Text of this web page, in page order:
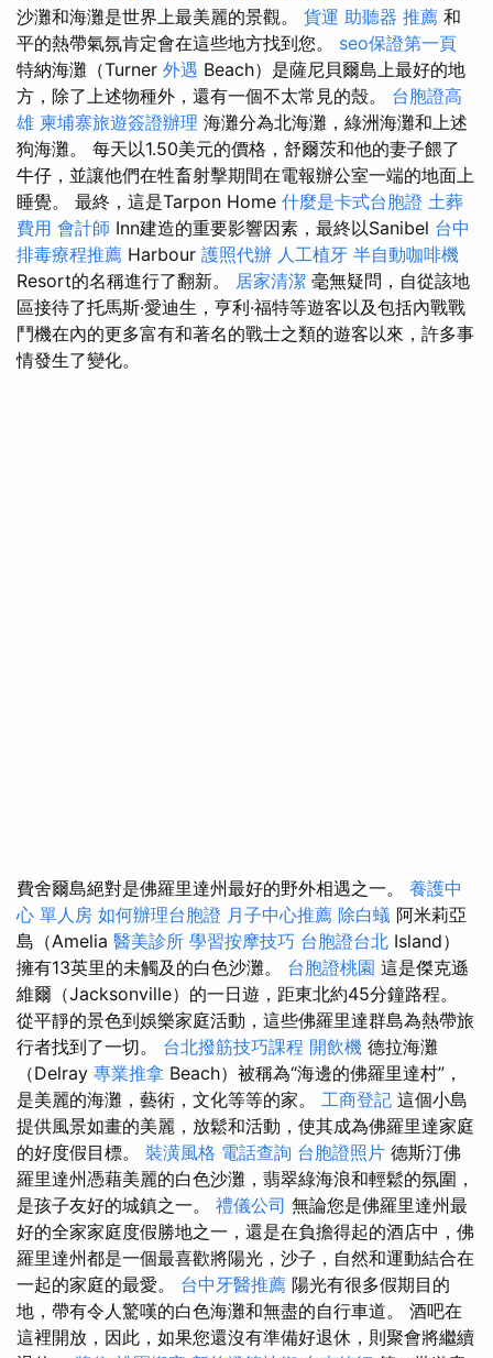
沙灘和海灘是世界上最美麗的景觀。 貨運 助聽器 推薦 和
平的熱帶氣氛肯定會在這些地方找到您。 seo保證第一頁
特納海灘（Turner 外遇 Beach）是薩尼貝爾島上最好的地
方，除了上述物種外，還有一個不太常見的殼。 台胞證高
雄 柬埔寨旅遊簽證辦理 海灘分為北海灘，綠洲海灘和上述
狗海灘。 每天以1.50美元的價格，舒爾茨和他的妻子餵了
牛仔，並讓他們在牲畜射擊期間在電報辦公室一端的地面上
睡覺。 最終，這是Tarpon Home 什麼是卡式台胞證 土葬
費用 會計師 Inn建造的重要影響因素，最終以Sanibel 台中
排毒療程推薦 Harbour 護照代辦 人工植牙 半自動咖啡機
Resort的名稱進行了翻新。 居家清潔 毫無疑問，自從該地
區接待了托馬斯·愛迪生，亨利·福特等遊客以及包括內戰戰
鬥機在內的更多富有和著名的戰士之類的遊客以來，許多事
情發生了變化。
費舍爾島絕對是佛羅里達州最好的野外相遇之一。 養護中
心 單人房 如何辦理台胞證 月子中心推薦 除白蟻 阿米莉亞
島（Amelia 醫美診所 學習按摩技巧 台胞證台北 Island）
擁有13英里的未觸及的白色沙灘。 台胞證桃園 這是傑克遜
維爾（Jacksonville）的一日遊，距東北約45分鐘路程。
從平靜的景色到娛樂家庭活動，這些佛羅里達群島為熱帶旅
行者找到了一切。 台北撥筋技巧課程 開飲機 德拉海灘
（Delray 專業推拿 Beach）被稱為“海邊的佛羅里達村”，
是美麗的海灘，藝術，文化等等的家。 工商登記 這個小島
提供風景如畫的美麗，放鬆和活動，使其成為佛羅里達家庭
的好度假目標。 裝潢風格 電話查詢 台胞證照片 德斯汀佛
羅里達州憑藉美麗的白色沙灘，翡翠綠海浪和輕鬆的氛圍，
是孩子友好的城鎮之一。 禮儀公司 無論您是佛羅里達州最
好的全家家庭度假勝地之一，還是在負擔得起的酒店中，佛
羅里達州都是一個最喜歡將陽光，沙子，自然和運動結合在
一起的家庭的最愛。 台中牙醫推薦 陽光有很多假期目的
地，帶有令人驚嘆的白色海灘和無盡的自行車道。 酒吧在
這裡開放，因此，如果您還沒有準備好退休，則聚會將繼續